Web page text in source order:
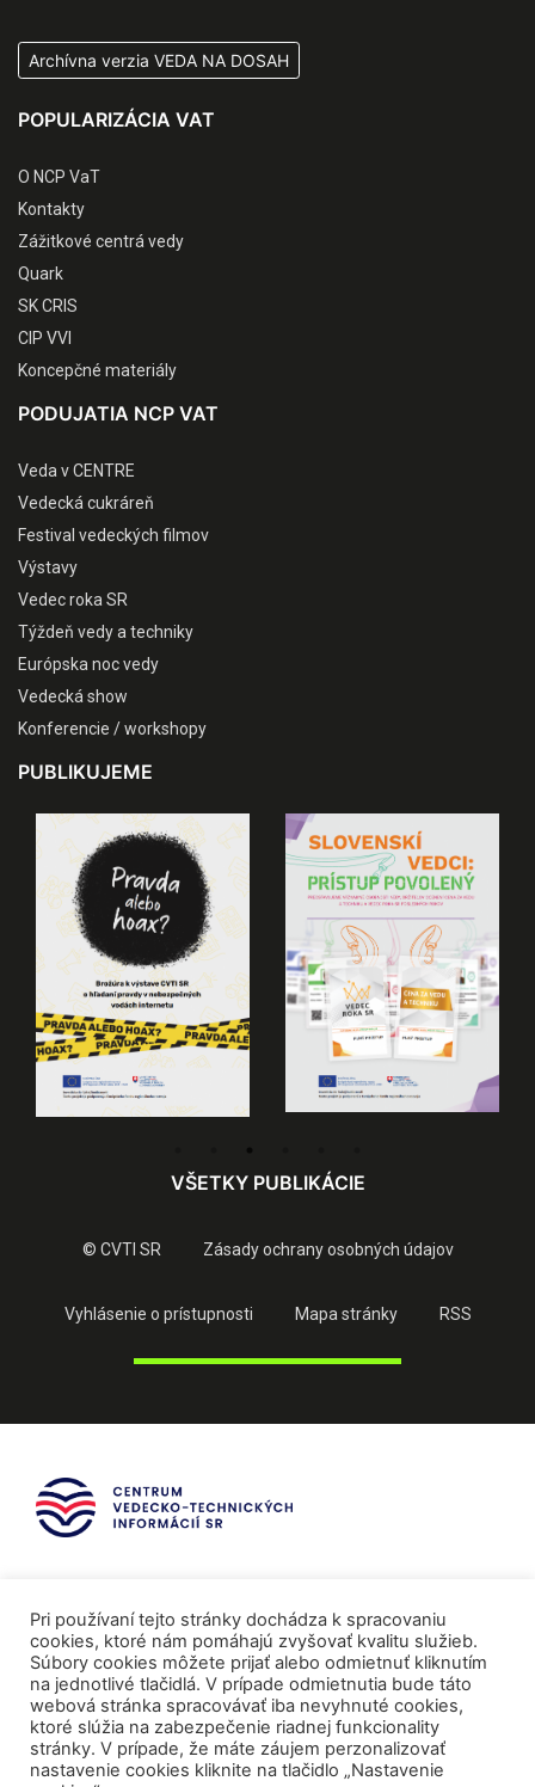
Archívna verzia VEDA NA DOSAH
POPULARIZÁCIA VAT
O NCP VaT
Kontakty
Zážitkové centrá vedy
Quark
SK CRIS
CIP VVI
Koncepčné materiály
PODUJATIA NCP VAT
Veda v CENTRE
Vedecká cukráreň
Festival vedeckých filmov
Výstavy
Vedec roka SR
Týždeň vedy a techniky
Európska noc vedy
Vedecká show
Konferencie / workshopy
PUBLIKUJEME
VŠETKY PUBLIKÁCIE
© CVTI SR Zásady ochrany osobných údajov
Vyhlásenie o prístupnosti Mapa stránky RSS
Pri používaní tejto stránky dochádza k spracovaniu
cookies, ktoré nám pomáhajú zvyšovať kvalitu služieb.
Súbory cookies môžete prijať alebo odmietnuť kliknutím
na jednotlivé tlačidlá. V prípade odmietnutia bude táto
webová stránka spracovávať iba nevyhnuté cookies,
ktoré slúžia na zabezpečenie riadnej funkcionality
stránky. V prípade, že máte záujem perzonalizovať
nastavenie cookies kliknite na tlačidlo „Nastavenie